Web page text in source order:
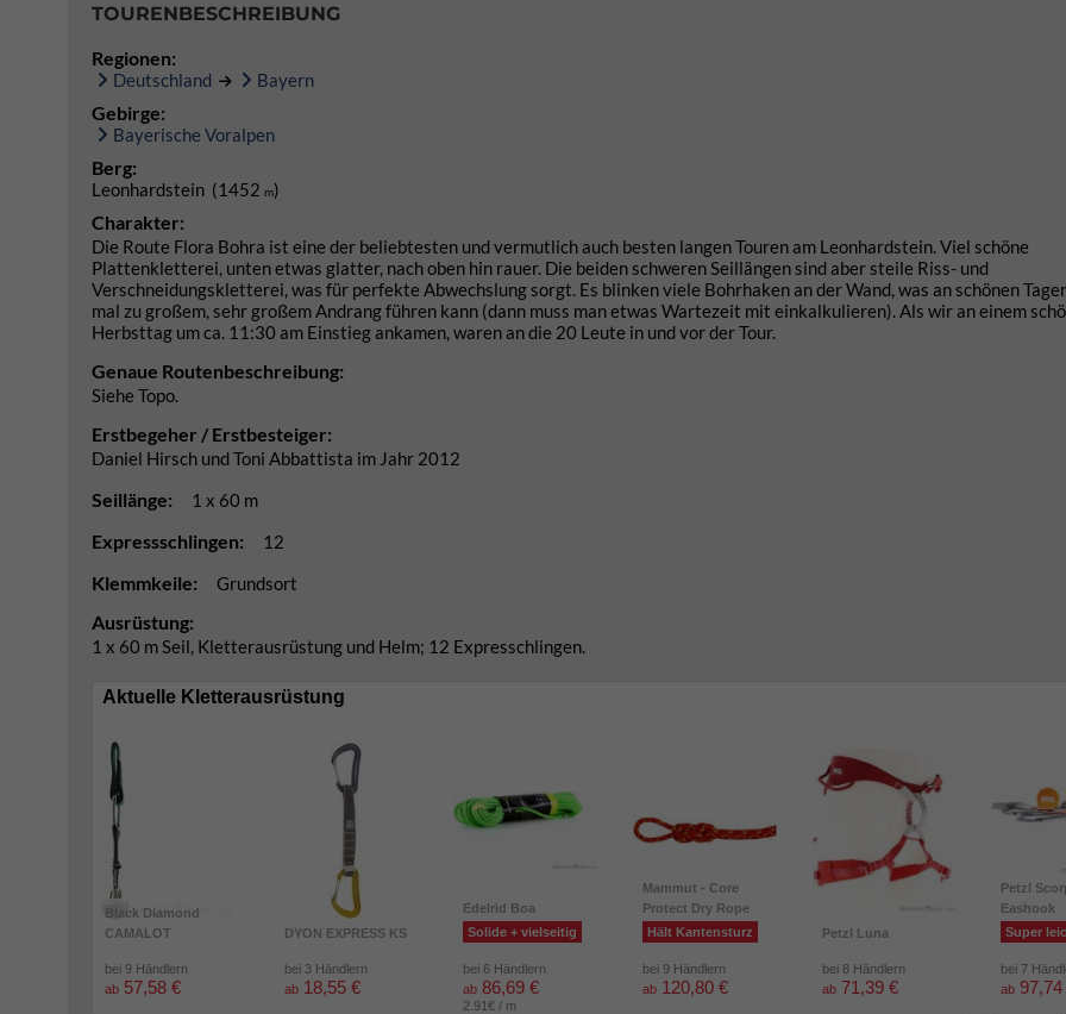
TOURENBESCHREIBUNG
Regionen:
Deutschland Bayern
Gebirge:
Bayerische Voralpen
Berg:
Leonhardstein (1452 m)
Charakter:
Die Route Flora Bohra ist eine der beliebtesten und vermutlich auch besten langen Touren am Leonhardstein. Viel schöne
Plattenkletterei, unten etwas glatter, nach oben hin rauer. Die beiden schweren Seillängen sind aber steile Riss- und
Verschneidungskletterei, was für perfekte Abwechslung sorgt. Es blinken viele Bohrhaken an der Wand, was an schönen
mal zu großem, sehr großem Andrang führen kann (dann muss man etwas Wartezeit mit einkalkulieren). Als wir an einem
Herbsttag um ca. 11:30 am Einstieg ankamen, waren an die 20 Leute in und vor der Tour.
Genaue Routenbeschreibung:
Siehe Topo.
Erstbegeher / Erstbesteiger:
Daniel Hirsch und Toni Abbattista im Jahr 2012
Seillänge: 1 x 60 m
Expressschlingen: 12
Klemmkeile: Grundsort
Ausrüstung:
1 x 60 m Seil, Kletterausrüstung und Helm; 12 Expresschlingen.
Aktuelle Kletterausrüstung
Black Diamond
CAMALOT
bei 9 Händlern
ab 57,58 €
DYON EXPRESS KS
bei 3 Händlern
ab 18,55 €
Edelrid Boa
Solide + vielseitig
bei 6 Händlern
ab 86,69 €
2.91€ / m
Mammut - Core
Protect Dry Rope
Hält Kantensturz
bei 9 Händlern
ab 120,80 €
Petzl Luna
bei 8 Händlern
ab 71,39 €
Petzl
Eashook
Super
bei 7
ab